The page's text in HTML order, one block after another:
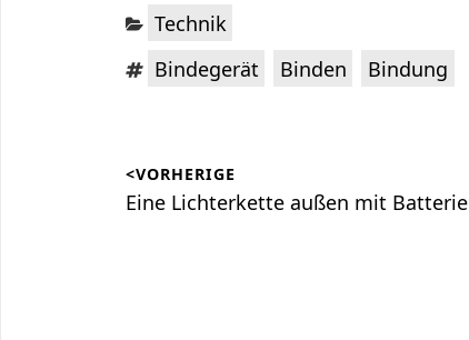
Kategorien:
Technik
Schlagwörter:
Bindegerät Binden Bindung
<VORHERIGE
Vorheriger
Eine Lichterkette außen mit Batterie